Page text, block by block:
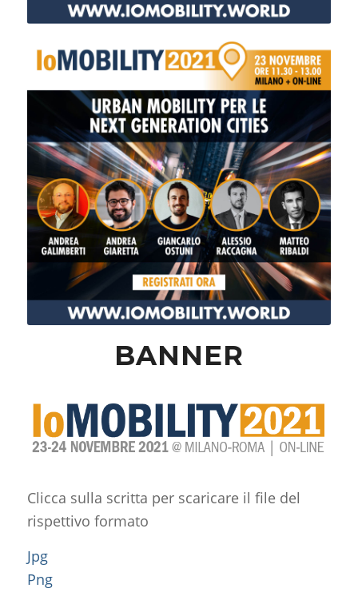
BANNER
Clicca sulla scritta per scaricare il file del
rispettivo formato
Jpg
Png